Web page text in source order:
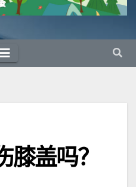
盖吗？